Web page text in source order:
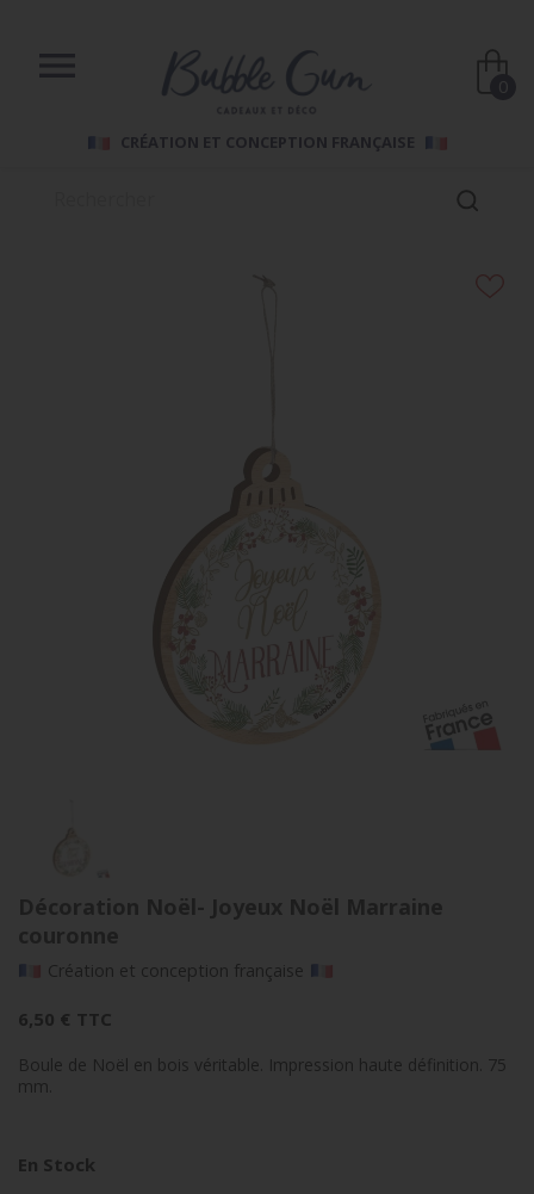
 0
CRÉATION ET CONCEPTION FRANÇAISE
Création et conception française
6,50 € TTC
Boule de Noël en bois véritable. Impression haute définition. 75
mm.
En Stock